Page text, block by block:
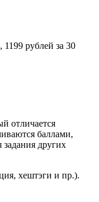
1199 рублей за 30
отличается
баллами,
других
хештэги и пр.).